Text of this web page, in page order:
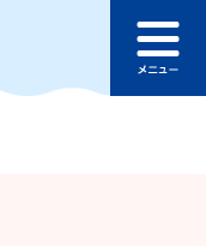
ュ